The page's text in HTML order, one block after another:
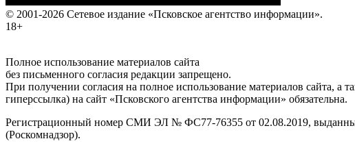
© 2001-2026 Сетевое издание «Псковское агентство информации».
18+
Полное использование материалов сайта
без письменного согласия редакции запрещено.
При получении согласия на полное использование материалов сайта,
гиперссылка) на сайт «Псковского агентства информации» обязательна.
Регистрационный номер СМИ ЭЛ № ФС77-76355 от 02.08.2019,
(Роскомнадзор).